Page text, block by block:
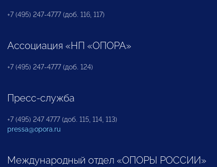
+7 (495) 247-4777 (доб. 116, 117)
Ассоциация «НП «ОПОРА»
+7 (495) 247-4777 (доб. 124)
Пресс-служба
+7 (495) 247 4777 (доб. 115, 114, 113)
pressa@opora.ru
Международный отдел «ОПОРЫ РОССИИ»